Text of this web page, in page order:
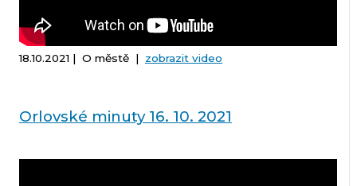
18.10.2021 | O městě | zobrazit video
Orlovské minuty 16. 10. 2021